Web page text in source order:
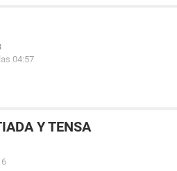
04:57
Y TENSA